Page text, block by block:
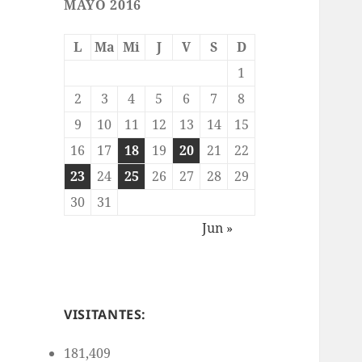
MAYO 2016
L Ma Mi J V S
D
1
2
3 4 5 6 7
8
9
10 11 12 13 14
15
16
17 18 19 20 21
22
23
24 25 26 27 28
29
30
31
Jun »
VISITANTES:
181,409